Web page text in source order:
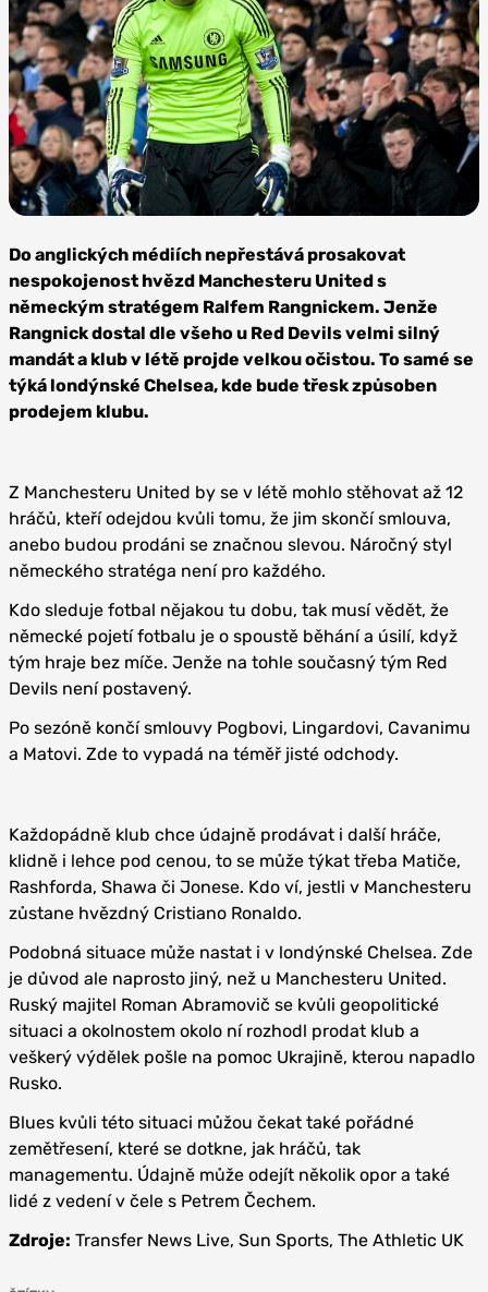
Flickr, CC BY 2.0
Do anglických médiích nepřestává prosakovat
nespokojenost hvězd Manchesteru United s
německým stratégem Ralfem Rangnickem. Jenže
Rangnick dostal dle všeho u Red Devils velmi silný
mandát a klub v létě projde velkou očistou. To samé se
týká londýnské Chelsea, kde bude třesk způsoben
prodejem klubu.
Z Manchesteru United by se v létě mohlo stěhovat až 12
hráčů, kteří odejdou kvůli tomu, že jim skončí smlouva,
anebo budou prodáni se značnou slevou. Náročný styl
německého stratéga není pro každého.
Kdo sleduje fotbal nějakou tu dobu, tak musí vědět, že
německé pojetí fotbalu je o spoustě běhání a úsilí, když
tým hraje bez míče. Jenže na tohle současný tým Red
Devils není postavený.
Po sezóně končí smlouvy Pogbovi, Lingardovi, Cavanimu
a Matovi. Zde to vypadá na téměř jisté odchody.
Každopádně klub chce údajně prodávat i další hráče,
klidně i lehce pod cenou, to se může týkat třeba Matiče,
Rashforda, Shawa či Jonese. Kdo ví, jestli v Manchesteru
zůstane hvězdný Cristiano Ronaldo.
Podobná situace může nastat i v londýnské Chelsea. Zde
je důvod ale naprosto jiný, než u Manchesteru United.
Ruský majitel Roman Abramovič se kvůli geopolitické
situaci a okolnostem okolo ní rozhodl prodat klub a
veškerý výdělek pošle na pomoc Ukrajině, kterou napadlo
Rusko.
Blues kvůli této situaci můžou čekat také pořádné
zemětřesení, které se dotkne, jak hráčů, tak
managementu. Údajně může odejít několik opor a také
lidé z vedení v čele s Petrem Čechem.
Zdroje: Transfer News Live, Sun Sports, The Athletic UK